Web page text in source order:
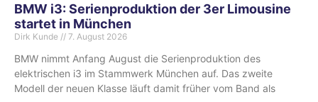
BMW i3: Serienproduktion der 3er Limousine
startet in München
Dirk Kunde 7. August 2026
BMW nimmt Anfang August die Serienproduktion des
elektrischen i3 im Stammwerk München auf. Das zweite
Modell der neuen Klasse läuft damit früher vom Band als